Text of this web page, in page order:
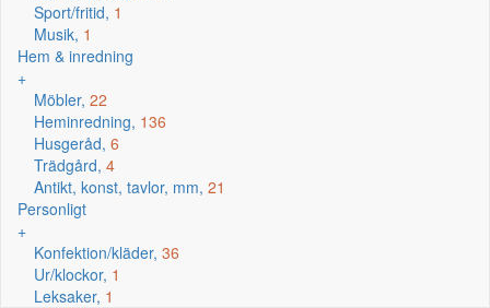
Sport/fritid, 1
Musik, 1
Hem & inredning
+
Möbler, 22
Heminredning, 136
Husgeråd, 6
Trädgård, 4
Antikt, konst, tavlor, mm, 21
Personligt
+
Konfektion/kläder, 36
Ur/klockor, 1
Leksaker, 1